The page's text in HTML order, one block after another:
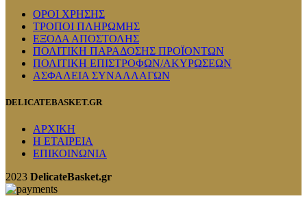
ΟΡΟΙ ΧΡΗΣΗΣ
ΤΡΟΠΟΙ ΠΛΗΡΩΜΗΣ
ΕΞΟΔΑ ΑΠΟΣΤΟΛΗΣ
ΠΟΛΙΤΙΚΗ ΠΑΡΑΔΟΣΗΣ ΠΡΟΪΟΝΤΩΝ
ΠΟΛΙΤΙΚΗ ΕΠΙΣΤΡΟΦΩΝ/ΑΚΥΡΩΣΕΩΝ
ΑΣΦΑΛΕΙΑ ΣΥΝΑΛΛΑΓΩΝ
DELICATEBASKET.GR
ΑΡΧΙΚΗ
Η ΕΤΑΙΡΕΙΑ
ΕΠΙΚΟΙΝΩΝΙΑ
2023 DelicateBasket.gr